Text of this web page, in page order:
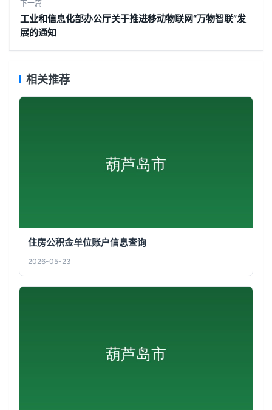
下一篇
工业和信息化部办公厅关于推进移动物联网“万物智联”发
展的通知
相关推荐
住房公积金单位账户信息查询
2026-05-23